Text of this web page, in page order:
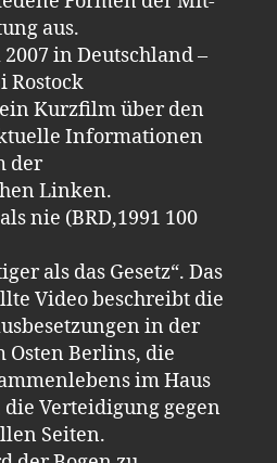
aus.
2007 in Deutschland –
Rostock
Kurzfilm über den
Informationen
der
Linken.
nie (BRD,1991 100
als das Gesetz“. Das
Video beschreibt die
in der
Osten Berlins, die
im Haus
Verteidigung gegen
Seiten.